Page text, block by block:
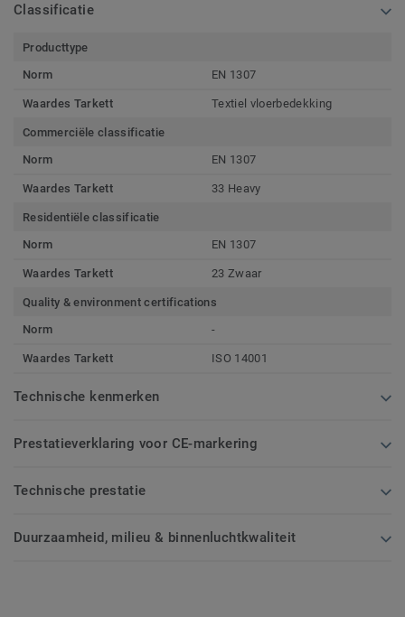
Classificatie
Producttype
Norm
EN 1307
Waardes Tarkett Textiel vloerbedekking
Commerciële classificatie
Norm
EN 1307
Waardes Tarkett 33 Heavy
Residentiële classificatie
Norm
EN 1307
Waardes Tarkett 23 Zwaar
Quality & environment certifications
Norm
-
Waardes Tarkett ISO 14001
Technische kenmerken
Prestatieverklaring voor CE-markering
Technische prestatie
Duurzaamheid, milieu & binnenluchtkwaliteit